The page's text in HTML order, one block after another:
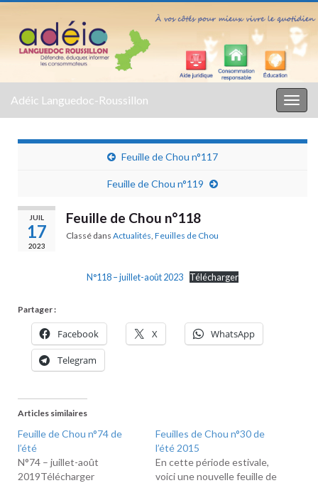
Adéic Languedoc-Roussillon
Feuille de Chou n°117
Feuille de Chou n°119
JUIL
17
2023
Feuille de Chou n°118
Classé dans Actualités, Feuilles de Chou
N°118 – juillet-août 2023 Télécharger
Partager :
Facebook X WhatsApp
Telegram
Articles similaires
Feuille de Chou n°74 de
l’été
N°74 – juillet-août
2019Télécharger
Feuilles de Chou n°30 de
l’été 2015
En cette période estivale,
voici une nouvelle feuille de